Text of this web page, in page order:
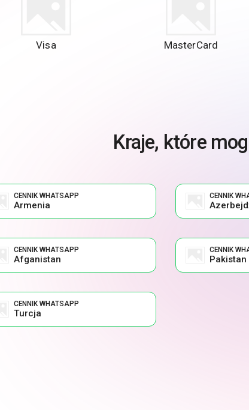
Visa MasterCard
Kraje, które
CENNIK WHATSAPP
Armenia
CENNIK
CENNIK WHATSAPP
Afganistan
CENNIK
Pakistan
CENNIK WHATSAPP
Turcja